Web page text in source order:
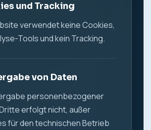
und Tracking
verwendet keine Cookies,
Tools und kein Tracking.
von Daten
personenbezogener
erfolgt nicht, außer
für den technischen Betrieb